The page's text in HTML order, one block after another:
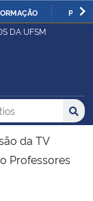
DA UFSM
nos Sítios
da TV
Professores